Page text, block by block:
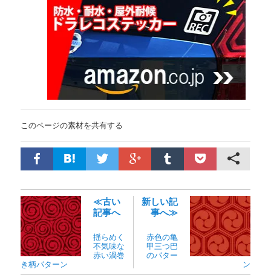
このページの素材を共有する
≪古い
記事へ
揺らめく
不気味な
赤い渦巻
き柄パターン
新しい記
事へ≫
赤色の亀
甲三つ巴
のパター
ン